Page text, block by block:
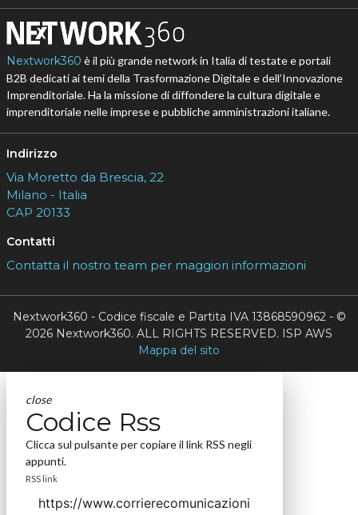
Nextwork360 è il più grande network in Italia di testate e portali
B2B dedicati ai temi della Trasformazione Digitale e dell’Innovazione
Imprenditoriale. Ha la missione di diffondere la cultura digitale e
imprenditoriale nelle imprese e pubbliche amministrazioni italiane.
Indirizzo
Via Moretto da Brescia, 22
Milano - Italia
CAP 20133
Contatti
Contatta il nostro team per maggiori informazioni
Nextwork360 - Codice fiscale e Partita IVA 13868590962 - ©
2026 Nextwork360. ALL RIGHTS RESERVED. ISP AWS
Mappa del sito
close
Codice Rss
Clicca sul pulsante per copiare il link RSS negli
appunti.
RSS link